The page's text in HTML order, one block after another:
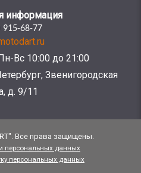
информация
915-68-77
Вс 10:00 до 21:00
Звенигородская
д. 9/11
Все права защищены.
персональных данных
персональных данных